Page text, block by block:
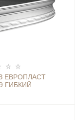
ЕВРОПЛАСТ
ГИБКИЙ